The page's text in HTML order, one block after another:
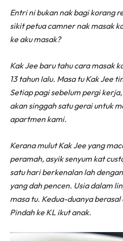
Entri ni bukan nak bagi korang
sikit petua camner nak masak
ke aku masak?
Kak Jee baru tahu cara masak
13 tahun lalu. Masa tu Kak Jee
Setiap pagi sebelum pergi
akan singgah satu gerai untuk
apartmen kami.
Kerana mulut Kak Jee yang
peramah, asyik senyum kat
satu hari berkenalan lah
yang dah pencen. Usia dalam
masa tu. Kedua-duanya
Pindah ke KL ikut anak.